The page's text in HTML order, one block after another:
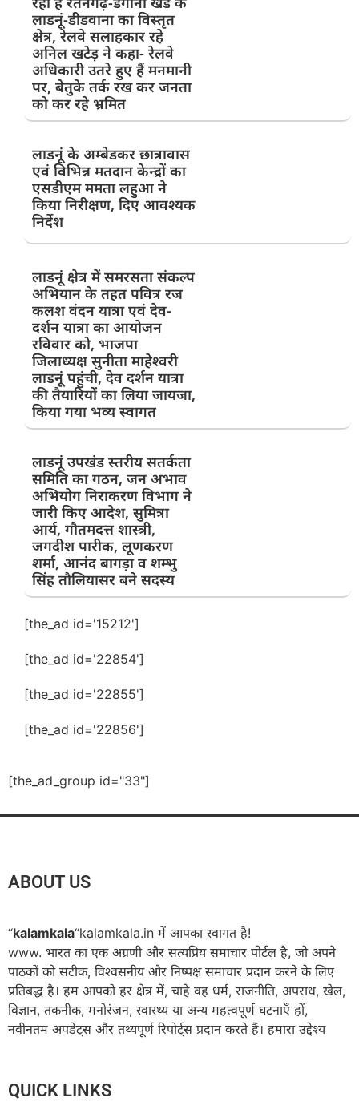
लाडनूं-डीडवाना का विस्तृत
क्षेत्र, रेलवे सलाहकार रहे
अनिल खटेड़ ने कहा- रेलवे
अधिकारी उतरे हुए हैं मनमानी
पर, बेतुके तर्क रख कर जनता
को कर रहे भ्रमित
लाडनूं के अम्बेडकर छात्रावास
एवं विभिन्न मतदान केन्द्रों का
एसडीएम ममता लहुआ ने
किया निरीक्षण, दिए आवश्यक
निर्देश
लाडनूं क्षेत्र में समरसता संकल्प
अभियान के तहत पवित्र रज
कलश वंदन यात्रा एवं देव-
दर्शन यात्रा का आयोजन
रविवार को, भाजपा
जिलाध्यक्ष सुनीता माहेश्वरी
लाडनूं पहुंची, देव दर्शन यात्रा
की तैयारियों का लिया जायजा,
किया गया भव्य स्वागत
लाडनूं उपखंड स्तरीय सतर्कता
समिति का गठन, जन अभाव
अभियोग निराकरण विभाग ने
जारी किए आदेश, सुमित्रा
आर्य, गौतमदत्त शास्त्री,
जगदीश पारीक, लूणकरण
शर्मा, आनंद बागड़ा व शम्भु
सिंह तौलियासर बने सदस्य
[the_ad id='15212']
[the_ad id='22854']
[the_ad id='22855']
[the_ad id='22856']
[the_ad_group id="33"]
ABOUT US
“kalamkala“kalamkala.in में आपका स्वागत है!
www. भारत का एक अग्रणी और सत्यप्रिय समाचार पोर्टल है, जो अपने
पाठकों को सटीक, विश्वसनीय और निष्पक्ष समाचार प्रदान करने के लिए
प्रतिबद्ध है। हम आपको हर क्षेत्र में, चाहे वह धर्म, राजनीति, अपराध, खेल,
विज्ञान, तकनीक, मनोरंजन, स्वास्थ्य या अन्य महत्वपूर्ण घटनाएँ हों,
नवीनतम अपडेट्स और तथ्यपूर्ण रिपोर्ट्स प्रदान करते हैं। हमारा उद्देश्य
QUICK LINKS